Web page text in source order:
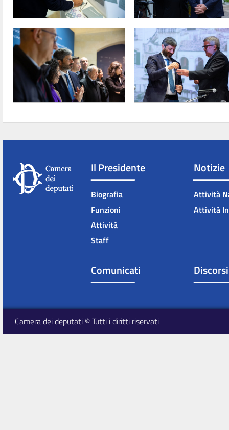
Il Presidente
Biografia
Funzioni
Attività
Staff
Notizie
Attività
Attività
Comunicati Discorsi
Camera dei deputati © Tutti i diritti riservati